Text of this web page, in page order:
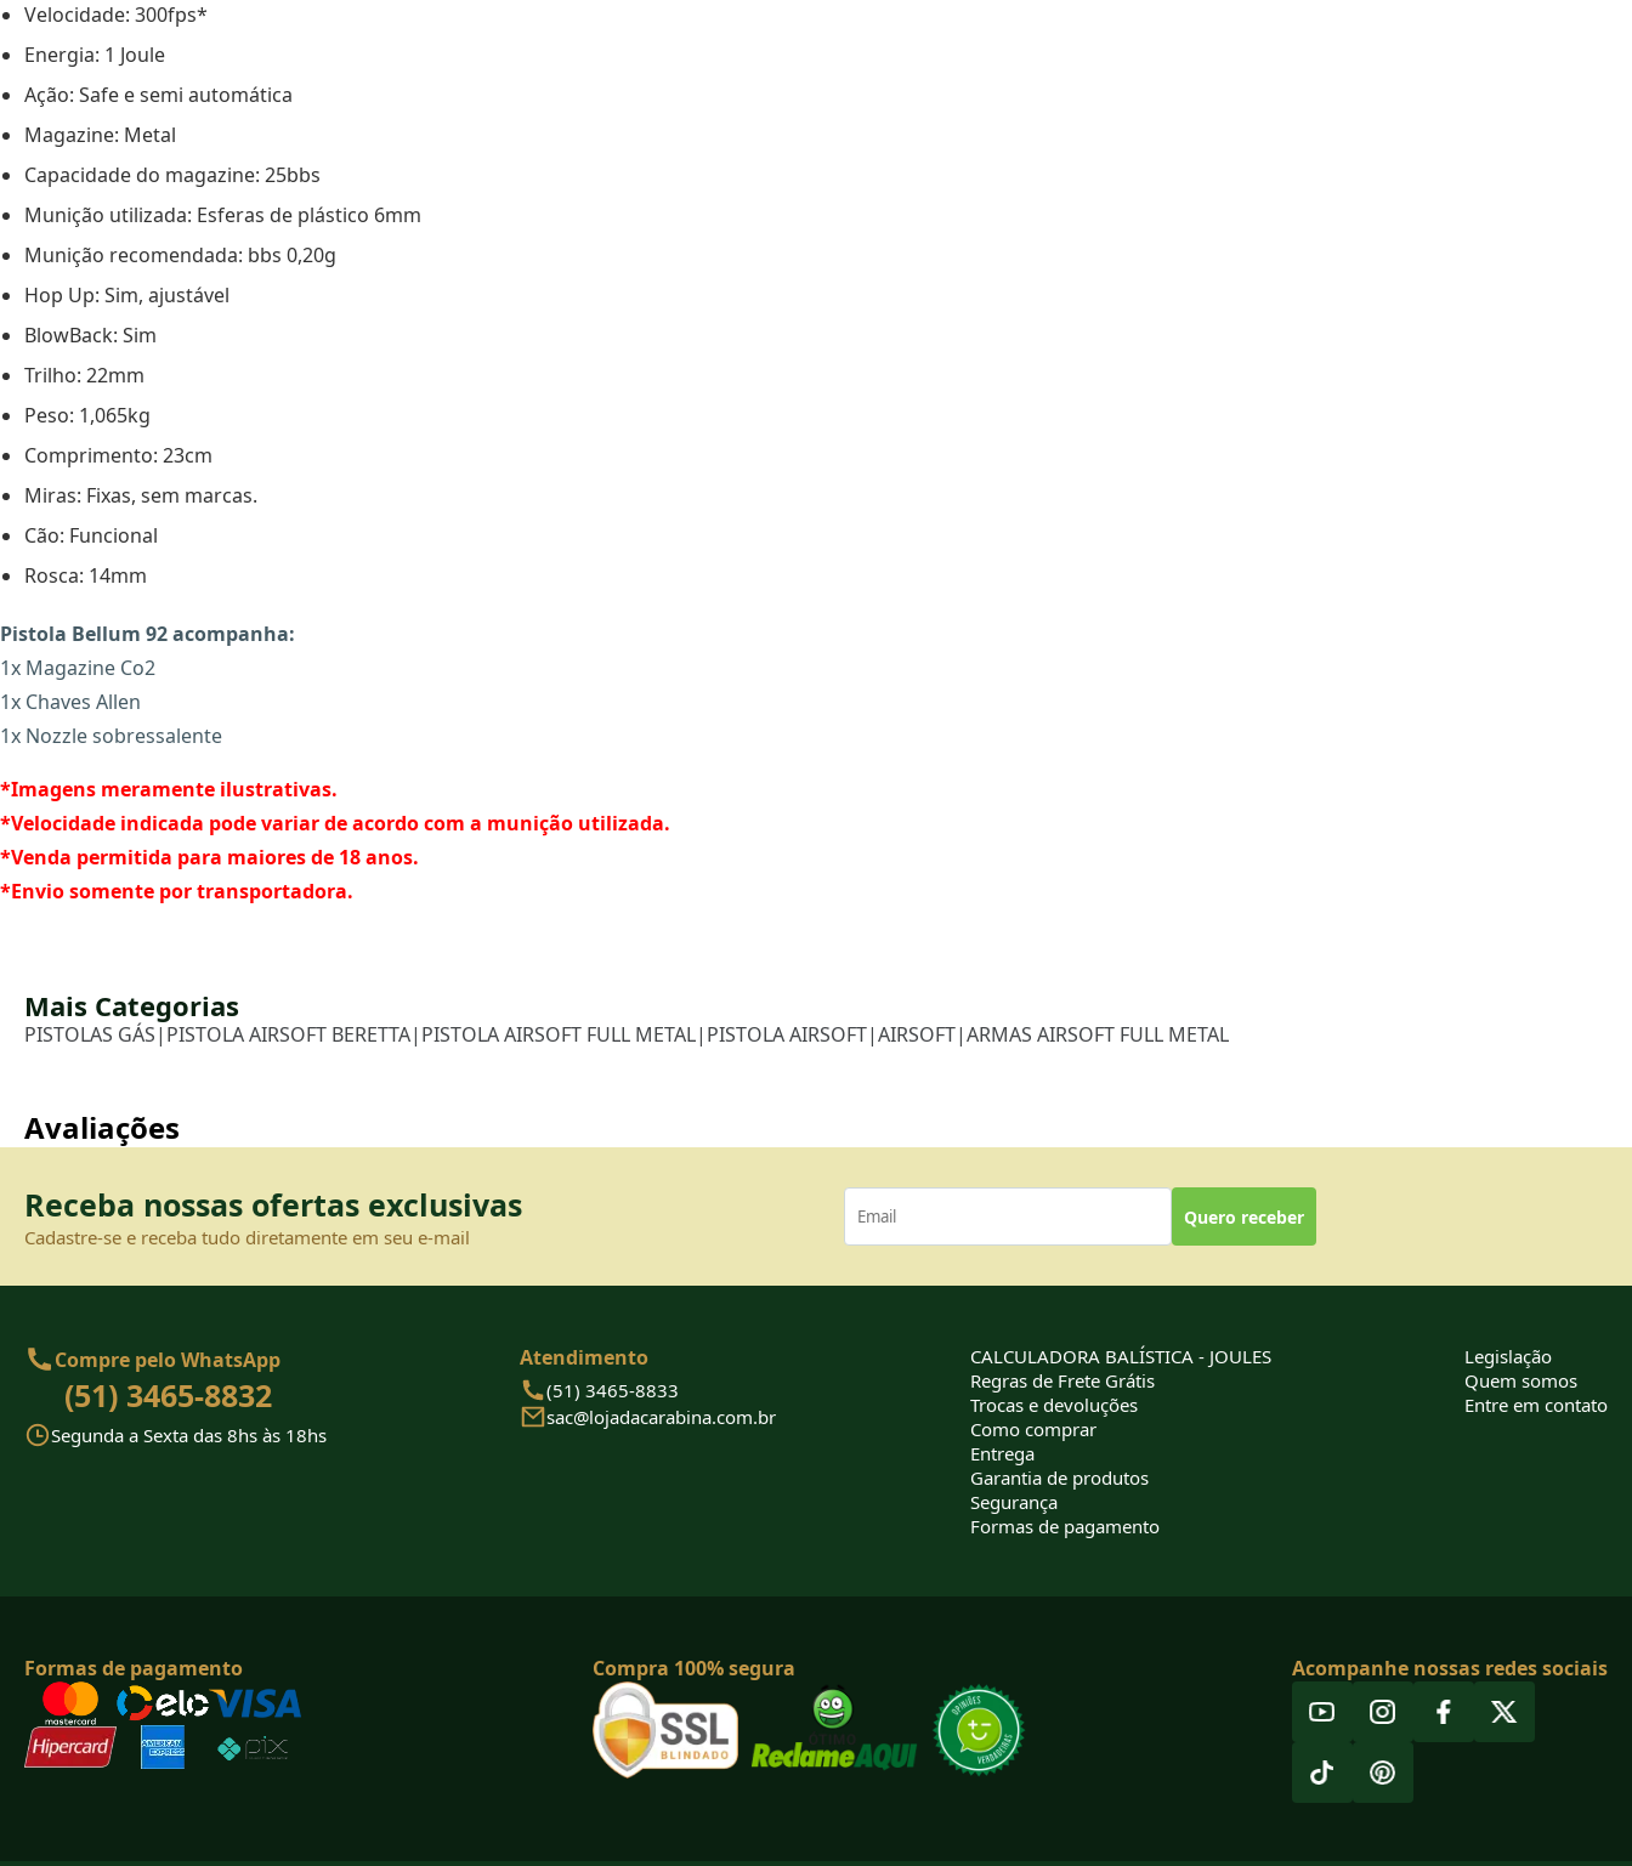
Velocidade: 300fps*
Energia: 1 Joule
Ação: Safe e semi automática
Magazine: Metal
Capacidade do magazine: 25bbs
Munição utilizada: Esferas de plástico 6mm
Munição recomendada: bbs 0,20g
Hop Up: Sim, ajustável
BlowBack: Sim
Trilho: 22mm
Peso: 1,065kg
Comprimento: 23cm
Miras: Fixas, sem marcas.
Cão: Funcional
Rosca: 14mm
Pistola Bellum 92 acompanha:
1x Magazine Co2
1x Chaves Allen
1x Nozzle sobressalente
*Imagens meramente ilustrativas.
*Velocidade indicada pode variar de acordo com a munição utilizada.
*Venda permitida para maiores de 18 anos.
*Envio somente por transportadora.
Mais Categorias
PISTOLAS GÁS| PISTOLA AIRSOFT BERETTA| PISTOLA AIRSOFT FULL METAL| PISTOLA AIRSOFT|AIRSOFT|ARMAS AIRSOFT FULL METAL
Avaliações
Receba nossas ofertas exclusivas
Cadastre-se e receba tudo diretamente em seu e-mail
Quero receber
Compre pelo WhatsApp
(51) 3465-8832
Segunda a Sexta das 8hs às 18hs
Atendimento
(51) 3465-8833
sac@lojadacarabina.com.br
CALCULADORA BALÍSTICA - JOULES
Regras de Frete Grátis
Trocas e devoluções
Como comprar
Entrega
Garantia de produtos
Segurança
Formas de pagamento
Legislação
Quem somos
Entre em contato
Formas de pagamento Compra 100% segura Acompanhe nossas redes sociais